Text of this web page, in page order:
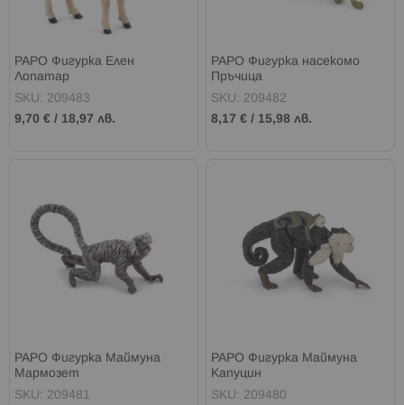
PAPO Фигурка Елен
Лопатар
SKU: 209483
9,70 € / 18,97 лв.
PAPO Фигурка насекомо
Пръчица
SKU: 209482
8,17 € / 15,98 лв.
PAPO Фигурка Маймуна
Мармозет
SKU: 209481
PAPO Фигурка Маймуна
Капуцин
SKU: 209480